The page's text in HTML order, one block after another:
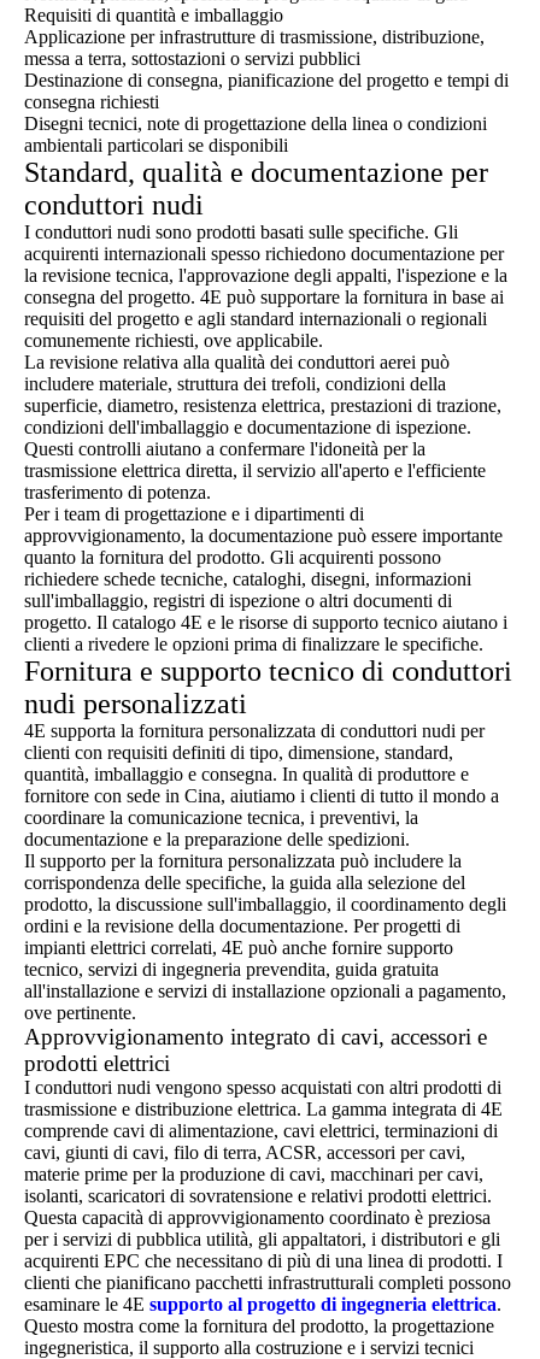
Requisiti di quantità e imballaggio
Applicazione per infrastrutture di trasmissione, distribuzione,
messa a terra, sottostazioni o servizi pubblici
Destinazione di consegna, pianificazione del progetto e tempi di
consegna richiesti
Disegni tecnici, note di progettazione della linea o condizioni
ambientali particolari se disponibili
Standard, qualità e documentazione per
conduttori nudi
I conduttori nudi sono prodotti basati sulle specifiche. Gli
acquirenti internazionali spesso richiedono documentazione per
la revisione tecnica, l'approvazione degli appalti, l'ispezione e la
consegna del progetto. 4E può supportare la fornitura in base ai
requisiti del progetto e agli standard internazionali o regionali
comunemente richiesti, ove applicabile.
La revisione relativa alla qualità dei conduttori aerei può
includere materiale, struttura dei trefoli, condizioni della
superficie, diametro, resistenza elettrica, prestazioni di trazione,
condizioni dell'imballaggio e documentazione di ispezione.
Questi controlli aiutano a confermare l'idoneità per la
trasmissione elettrica diretta, il servizio all'aperto e l'efficiente
trasferimento di potenza.
Per i team di progettazione e i dipartimenti di
approvvigionamento, la documentazione può essere importante
quanto la fornitura del prodotto. Gli acquirenti possono
richiedere schede tecniche, cataloghi, disegni, informazioni
sull'imballaggio, registri di ispezione o altri documenti di
progetto. Il catalogo 4E e le risorse di supporto tecnico aiutano i
clienti a rivedere le opzioni prima di finalizzare le specifiche.
Fornitura e supporto tecnico di conduttori
nudi personalizzati
4E supporta la fornitura personalizzata di conduttori nudi per
clienti con requisiti definiti di tipo, dimensione, standard,
quantità, imballaggio e consegna. In qualità di produttore e
fornitore con sede in Cina, aiutiamo i clienti di tutto il mondo a
coordinare la comunicazione tecnica, i preventivi, la
documentazione e la preparazione delle spedizioni.
Il supporto per la fornitura personalizzata può includere la
corrispondenza delle specifiche, la guida alla selezione del
prodotto, la discussione sull'imballaggio, il coordinamento degli
ordini e la revisione della documentazione. Per progetti di
impianti elettrici correlati, 4E può anche fornire supporto
tecnico, servizi di ingegneria prevendita, guida gratuita
all'installazione e servizi di installazione opzionali a pagamento,
ove pertinente.
Approvvigionamento integrato di cavi, accessori e
prodotti elettrici
I conduttori nudi vengono spesso acquistati con altri prodotti di
trasmissione e distribuzione elettrica. La gamma integrata di 4E
comprende cavi di alimentazione, cavi elettrici, terminazioni di
cavi, giunti di cavi, filo di terra, ACSR, accessori per cavi,
materie prime per la produzione di cavi, macchinari per cavi,
isolanti, scaricatori di sovratensione e relativi prodotti elettrici.
Questa capacità di approvvigionamento coordinato è preziosa
per i servizi di pubblica utilità, gli appaltatori, i distributori e gli
acquirenti EPC che necessitano di più di una linea di prodotti. I
clienti che pianificano pacchetti infrastrutturali completi possono
esaminare le 4E supporto al progetto di ingegneria elettrica.
Questo mostra come la fornitura del prodotto, la progettazione
ingegneristica, il supporto alla costruzione e i servizi tecnici